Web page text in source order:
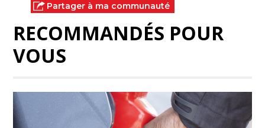
Partager à ma communauté
RECOMMANDÉS POUR
VOUS